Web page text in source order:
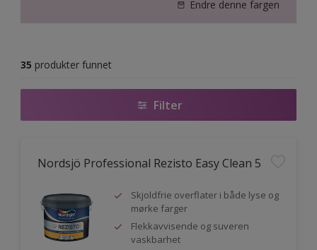
Endre denne fargen
35 produkter funnet
Filter
Nordsjö Professional Rezisto Easy Clean 5
Skjoldfrie overflater i både lyse og
mørke farger
Flekkavvisende og suveren
vaskbarhet